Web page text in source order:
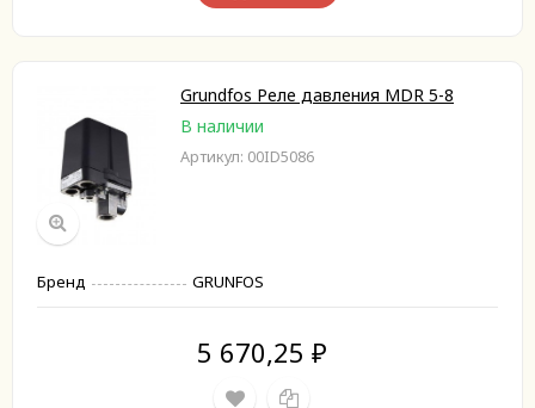
Grundfos Реле давления MDR 5-8
В наличии
Артикул: 00ID5086
Бренд GRUNFOS
5 670,25 ₽